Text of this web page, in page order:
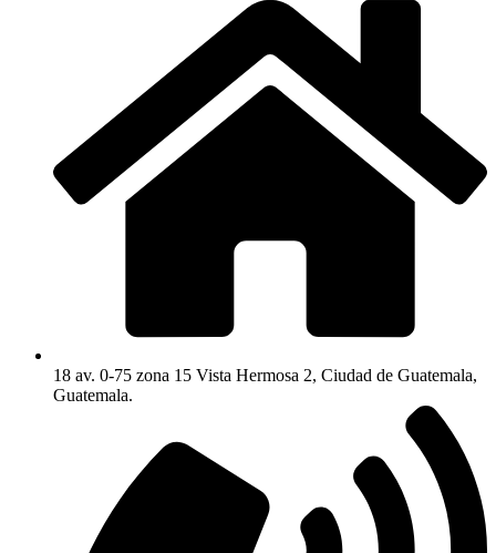
18 av. 0-75 zona 15 Vista Hermosa 2, Ciudad de Guatemala,
Guatemala.